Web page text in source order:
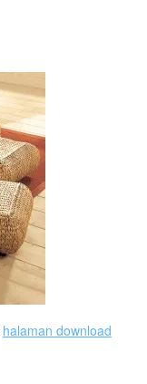
halaman download